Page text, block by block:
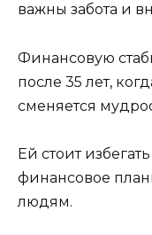
важны забота и
Финансовую
после 35 лет,
сменяется
Ей стоит
финансовое
людям.